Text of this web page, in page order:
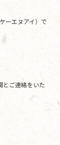
ーエヌアイ）で
とご連絡をいた